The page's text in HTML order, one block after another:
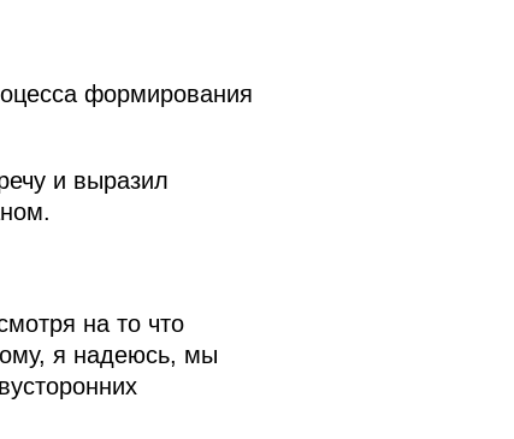
формирования
и выразил
на то что
я надеюсь, мы